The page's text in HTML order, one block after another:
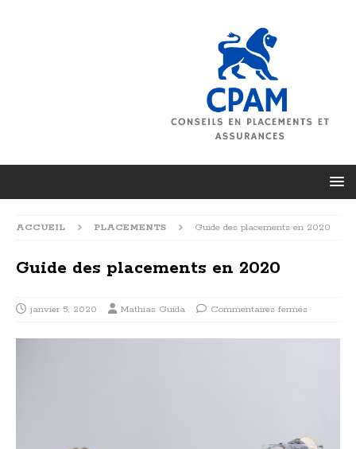
ACCUEIL PLACEMENTS Guide des placements en 2020
Guide des placements en 2020
janvier 5, 2020 Mathias Guida Commentaires fermés